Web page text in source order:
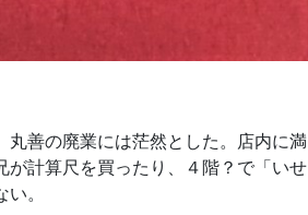
善の廃業には茫然とした。店内に満
計算尺を買ったり、４階？で「いせ
。